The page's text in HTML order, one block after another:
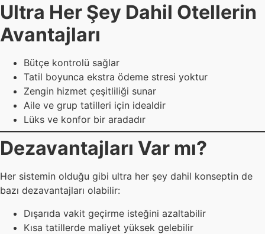
Ultra Her Şey Dahil Otellerin
Avantajları
Bütçe kontrolü sağlar
Tatil boyunca ekstra ödeme stresi yoktur
Zengin hizmet çeşitliliği sunar
Aile ve grup tatilleri için idealdir
Lüks ve konfor bir aradadır
Dezavantajları Var mı?
Her sistemin olduğu gibi ultra her şey dahil konseptin de
bazı dezavantajları olabilir:
Dışarıda vakit geçirme isteğini azaltabilir
Kısa tatillerde maliyet yüksek gelebilir